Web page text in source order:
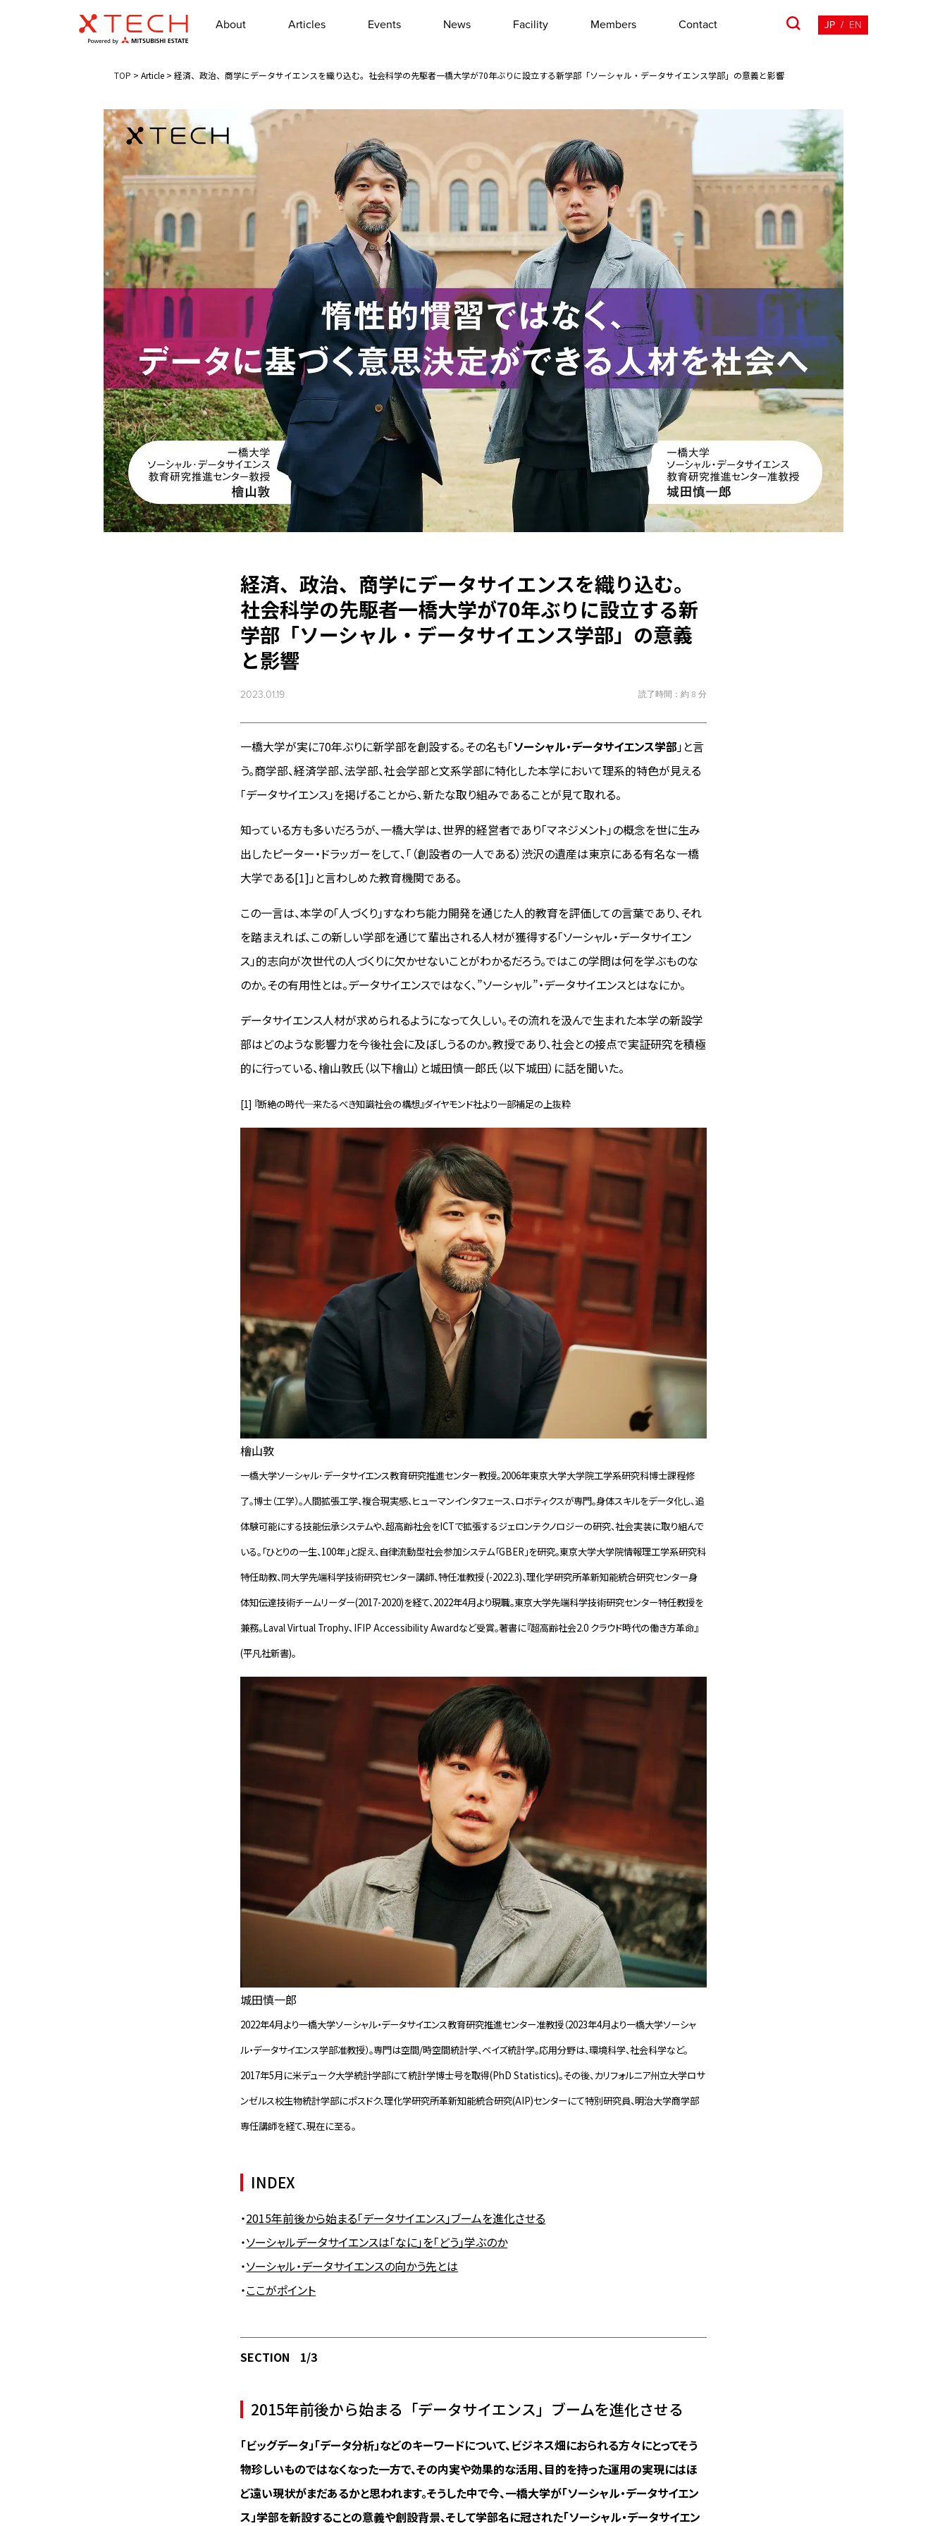
About Articles Events News Facility Members Contact JP / EN
TOP > Article > 経済、政治、商学にデータサイエンスを織り込む。社会科学の先駆者一橋大学が70年ぶりに設立する新学部「ソーシャル・データサイエンス学部」の意義と影響
経済、政治、商学にデータサイエンスを織り込む。
社会科学の先駆者一橋大学が70年ぶりに設立する新
学部「ソーシャル・データサイエンス学部」の意義
と影響
2023.01.19 読了時間：約 8 分
一橋大学が実に70年ぶりに新学部を創設する。その名も「ソーシャル・データサイエンス学部」と言
う。商学部、経済学部、法学部、社会学部と文系学部に特化した本学において理系的特色が見える
「データサイエンス」を掲げることから、新たな取り組みであることが見て取れる。
知っている方も多いだろうが、一橋大学は、世界的経営者であり「マネジメント」の概念を世に生み
出したピーター・ドラッガーをして、「（創設者の一人である）渋沢の遺産は東京にある有名な一橋
大学である[1]」と言わしめた教育機関である。
この一言は、本学の「人づくり」すなわち能力開発を通じた人的教育を評価しての言葉であり、それ
を踏まえれば、この新しい学部を通じて輩出される人材が獲得する「ソーシャル・データサイエン
ス」的志向が次世代の人づくりに欠かせないことがわかるだろう。ではこの学問は何を学ぶものな
のか。その有用性とは。データサイエンスではなく、”ソーシャル”・データサイエンスとはなにか。
データサイエンス人材が求められるようになって久しい。その流れを汲んで生まれた本学の新設学
部はどのような影響力を今後社会に及ぼしうるのか。教授であり、社会との接点で実証研究を積極
的に行っている、檜山敦氏（以下檜山）と城田慎一郎氏（以下城田）に話を聞いた。
[1] 『断絶の時代─来たるべき知識社会の構想』ダイヤモンド社より一部補足の上抜粋
檜山敦
一橋大学ソーシャル･データサイエンス教育研究推進センター教授。2006年東京大学大学院工学系研究科博士課程修
了。博士（工学）。人間拡張工学、複合現実感、ヒューマンインタフェース、ロボティクスが専門。身体スキルをデータ化し、追
体験可能にする技能伝承システムや、超高齢社会をICTで拡張するジェロンテクノロジーの研究、社会実装に取り組んで
いる。「ひとりの一生、100年」と捉え、自律流動型社会参加システム「GBER」を研究。東京大学大学院情報理工学系研究科
特任助教、同大学先端科学技術研究センター講師、特任准教授 (-2022.3)、理化学研究所革新知能統合研究センター身
体知伝達技術チームリーダー(2017-2020)を経て、2022年4月より現職。東京大学先端科学技術研究センター特任教授を
兼務。Laval Virtual Trophy､IFIP Accessibility Awardなど受賞。著書に『超高齢社会2.0 クラウド時代の働き方革命』
(平凡社新書)。
城田慎一郎
2022年4月より一橋大学ソーシャル・データサイエンス教育研究推進センター准教授（2023年4月より一橋大学ソーシャ
ル・データサイエンス学部准教授）。専門は空間/時空間統計学、ベイズ統計学。応用分野は、環境科学、社会科学など。
2017年5月に米デューク大学統計学部にて統計学博士号を取得(PhD Statistics)。その後、カリフォルニア州立大学ロサ
ンゼルス校生物統計学部にポスドク、理化学研究所革新知能統合研究(AIP)センターにて特別研究員、明治大学商学部
専任講師を経て、現在に至る。
INDEX
・2015年前後から始まる「データサイエンス」ブームを進化させる
・ソーシャルデータサイエンスは「なに」を「どう」学ぶのか
・ソーシャル・データサイエンスの向かう先とは
・ここがポイント
SECTION 1/3
2015年前後から始まる「データサイエンス」ブームを進化させる
――「ビッグデータ」「データ分析」などのキーワードについて、ビジネス畑におられる方々にとってそう
物珍しいものではなくなった一方で、その内実や効果的な活用、目的を持った運用の実現にはほ
ど遠い現状がまだあるかと思われます。そうした中で今、一橋大学が「ソーシャル・データサイエン
ス」学部を新設することの意義や創設背景、そして学部名に冠された「ソーシャル・データサイエン